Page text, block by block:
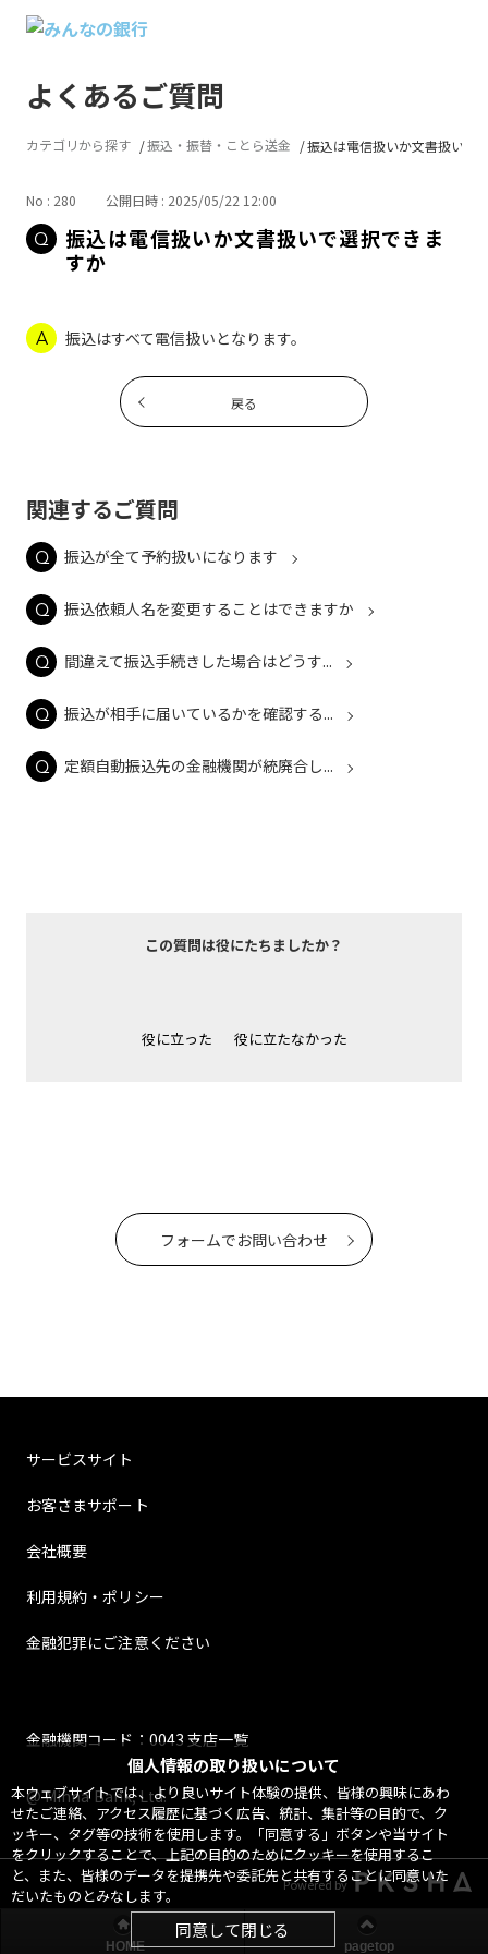
よくあるご質問
個人情報の取り扱いについて
本ウェブサイトでは、より良いサイト体験の提供、皆様の興味にあわ
せたご連絡、アクセス履歴に基づく広告、統計、集計等の目的で、ク
ッキー、タグ等の技術を使用します。「同意する」ボタンや当サイト
をクリックすることで、上記の目的のためにクッキーを使用するこ
と、また、皆様のデータを提携先や委託先と共有することに同意いた
だいたものとみなします。
同意して閉じる
カテゴリから探す 振込・振替・ことら送金 振込は電信扱いか文書扱いで
No : 280 公開日時 : 2025/05/22 12:00
振込は電信扱いか文書扱いで選択できま
すか
振込はすべて電信扱いとなります。
戻る
関連するご質問
振込が全て予約扱いになります
振込依頼人名を変更することはできますか
間違えて振込手続きした場合はどうす...
振込が相手に届いているかを確認する...
定額自動振込先の金融機関が統廃合し...
この質問は役にたちましたか？
役に立った 役に立たなかった
フォームでお問い合わせ
サービスサイト
お客さまサポート
会社概要
利用規約・ポリシー
金融犯罪にご注意ください
金融機関コード：0043 支店一覧
@ Minna Bank, Ltd.
Powered by
HOME pagetop